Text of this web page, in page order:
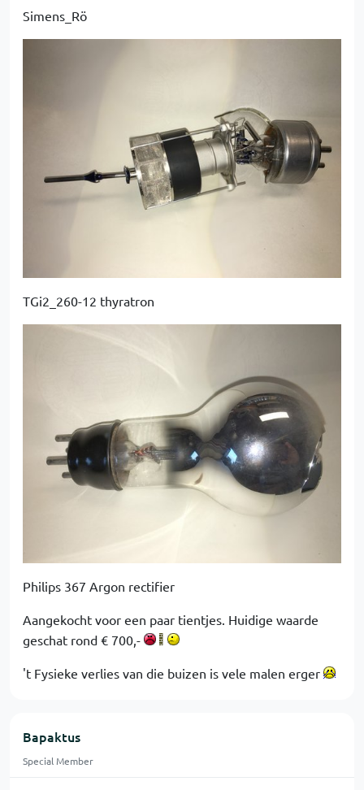
Simens_Rö
TGi2_260-12 thyratron
Philips 367 Argon rectifier
Aangekocht voor een paar tientjes. Huidige waarde
geschat rond € 700,-
't Fysieke verlies van die buizen is vele malen erger
Bapaktus
Special Member